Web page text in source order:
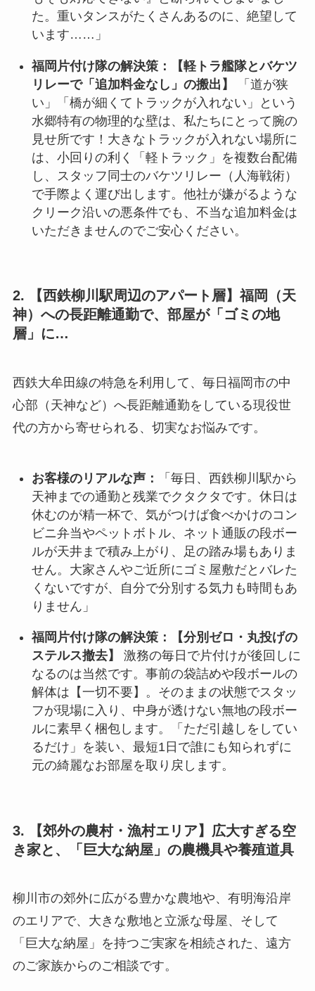
た。重いタンスがたくさんあるのに、絶望して
います……」
福岡片付け隊の解決策：【軽トラ艦隊とバケツ
リレーで「追加料金なし」の搬出】
「道が狭
い」「橋が細くてトラックが入れない」という
水郷特有の物理的な壁は、私たちにとって腕の
見せ所です！大きなトラックが入れない場所に
は、小回りの利く「軽トラック」を複数台配備
し、スタッフ同士のバケツリレー（人海戦術）
で手際よく運び出します。他社が嫌がるような
クリーク沿いの悪条件でも、不当な追加料金は
いただきませんのでご安心ください。
2. 【西鉄柳川駅周辺のアパート層】福岡（天
神）への長距離通勤で、部屋が「ゴミの地
層」に…
西鉄大牟田線の特急を利用して、毎日福岡市の中
心部（天神など）へ長距離通勤をしている現役世
代の方から寄せられる、切実なお悩みです。
お客様のリアルな声：
「毎日、西鉄柳川駅から
天神までの通勤と残業でクタクタです。休日は
休むのが精一杯で、気がつけば食べかけのコン
ビニ弁当やペットボトル、ネット通販の段ボー
ルが天井まで積み上がり、足の踏み場もありま
せん。大家さんやご近所にゴミ屋敷だとバレた
くないですが、自分で分別する気力も時間もあ
りません」
福岡片付け隊の解決策：【分別ゼロ・丸投げの
ステルス撤去】
激務の毎日で片付けが後回しに
なるのは当然です。事前の袋詰めや段ボールの
解体は【一切不要】。そのままの状態でスタッ
フが現場に入り、中身が透けない無地の段ボー
ルに素早く梱包します。「ただ引越しをしてい
るだけ」を装い、最短1日で誰にも知られずに
元の綺麗なお部屋を取り戻します。
3. 【郊外の農村・漁村エリア】広大すぎる空
き家と、「巨大な納屋」の農機具や養殖道具
柳川市の郊外に広がる豊かな農地や、有明海沿岸
のエリアで、大きな敷地と立派な母屋、そして
「巨大な納屋」を持つご実家を相続された、遠方
のご家族からのご相談です。